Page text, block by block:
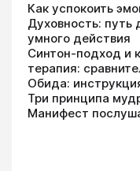
Как успокоить
Духовность: путь
умного действия
Синтон-подход и
терапия:
Обида:
Три принципа
Манифест